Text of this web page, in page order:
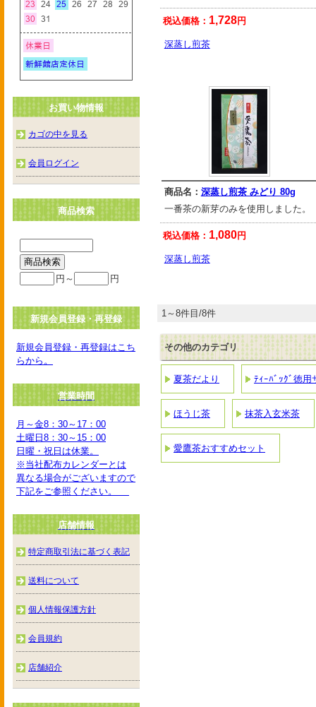
税込価格： 1,728円
深蒸し煎茶
商品名： 深蒸し煎茶 みどり 80g
一番茶の新芽のみを使用しました。
税込価格： 1,080円
深蒸し煎茶
1～8件目/8件
その他のカテゴリ
夏茶だより ﾃｨｰﾊﾞｯｸﾞ徳用
ほうじ茶 抹茶入玄米茶
愛鷹茶おすすめセット
お買い物情報
カゴの中を見る
会員ログイン
商品検索
円～ 円
新規会員登録・再登録
新規会員登録・再登録はこち
らから。
営業時間
月～金8：30～17：00
土曜日8：30～15：00
日曜・祝日は休業。
※当社配布カレンダーとは
異なる場合がございますので
下記をご参照ください。
店舗情報
特定商取引法に基づく表記
送料について
個人情報保護方針
会員規約
店舗紹介